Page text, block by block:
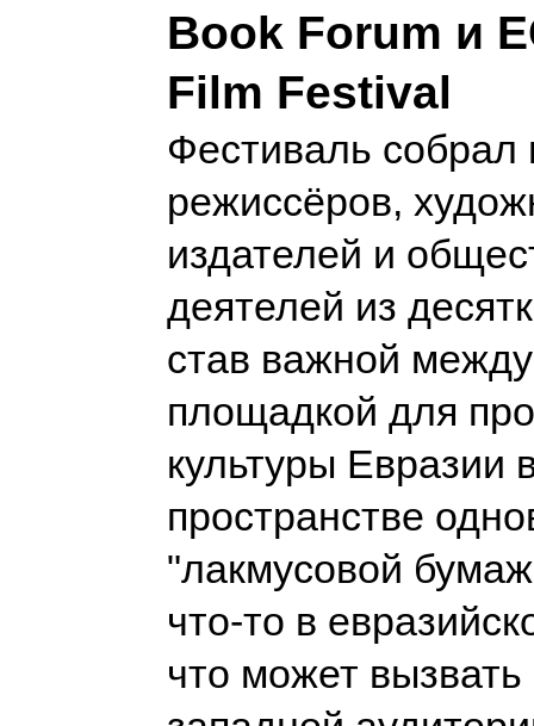
Book Forum и
Film Festival
Фестиваль собрал
режиссёров,
издателей и
деятелей из
став важной
площадкой для
культуры Евразии
пространстве
"лакмусовой
что-то в
что может вызвать